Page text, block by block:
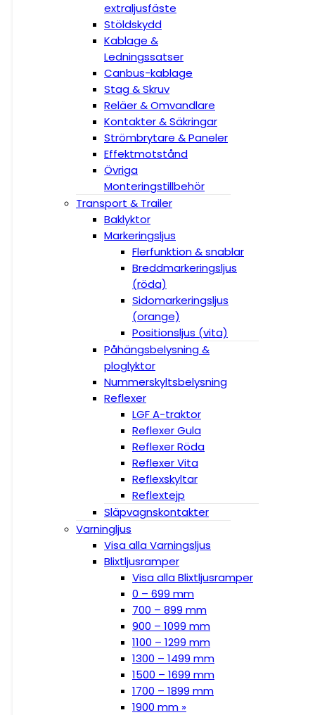
extraljusfäste
Stöldskydd
Kablage &
Ledningssatser
Canbus-kablage
Stag & Skruv
Reläer & Omvandlare
Kontakter & Säkringar
Strömbrytare & Paneler
Effektmotstånd
Övriga
Monteringstillbehör
Transport & Trailer
Baklyktor
Markeringsljus
Flerfunktion & snablar
Breddmarkeringsljus
(röda)
Sidomarkeringsljus
(orange)
Positionsljus (vita)
Påhängsbelysning &
ploglyktor
Nummerskyltsbelysning
Reflexer
LGF A-traktor
Reflexer Gula
Reflexer Röda
Reflexer Vita
Reflexskyltar
Reflextejp
Släpvagnskontakter
Varningljus
Visa alla Varningsljus
Blixtljusramper
Visa alla Blixtljusramper
0 – 699 mm
700 – 899 mm
900 – 1099 mm
1100 – 1299 mm
1300 – 1499 mm
1500 – 1699 mm
1700 – 1899 mm
1900 mm »